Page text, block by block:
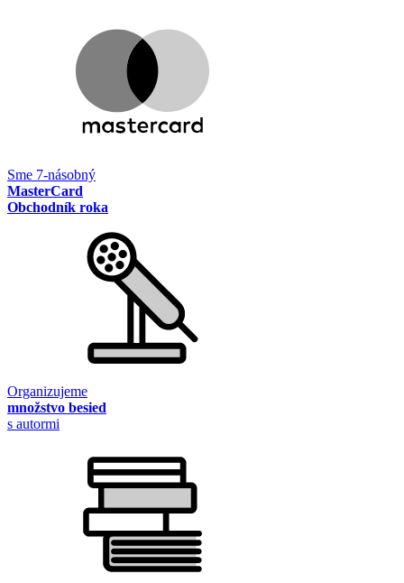
Sme 7-násobný
MasterCard
Obchodník roka
Organizujeme
množstvo besied
s autormi